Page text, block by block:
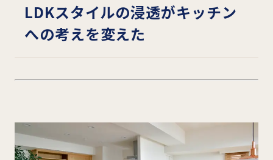
LDKスタイルの浸透がキッチン
への考えを変えた